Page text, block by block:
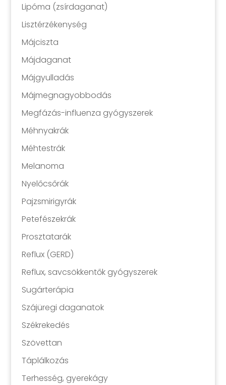
Lipóma (zsírdaganat)
Lisztérzékenység
Májciszta
Májdaganat
Májgyulladás
Májmegnagyobbodás
Megfázás-influenza gyógyszerek
Méhnyakrák
Méhtestrák
Melanoma
Nyelőcsőrák
Pajzsmirigyrák
Petefészekrák
Prosztatarák
Reflux (GERD)
Reflux, savcsökkentők gyógyszerek
Sugárterápia
Szájüregi daganatok
Székrekedés
Szövettan
Táplálkozás
Terhesség, gyerekágy